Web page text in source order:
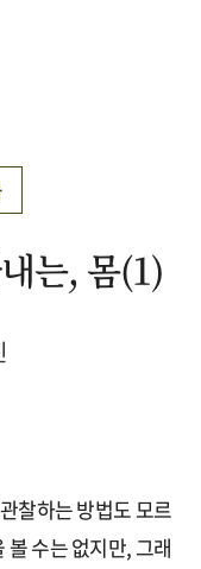
는, 몸(1)
찰하는 방법도 모르
수는 없지만, 그래